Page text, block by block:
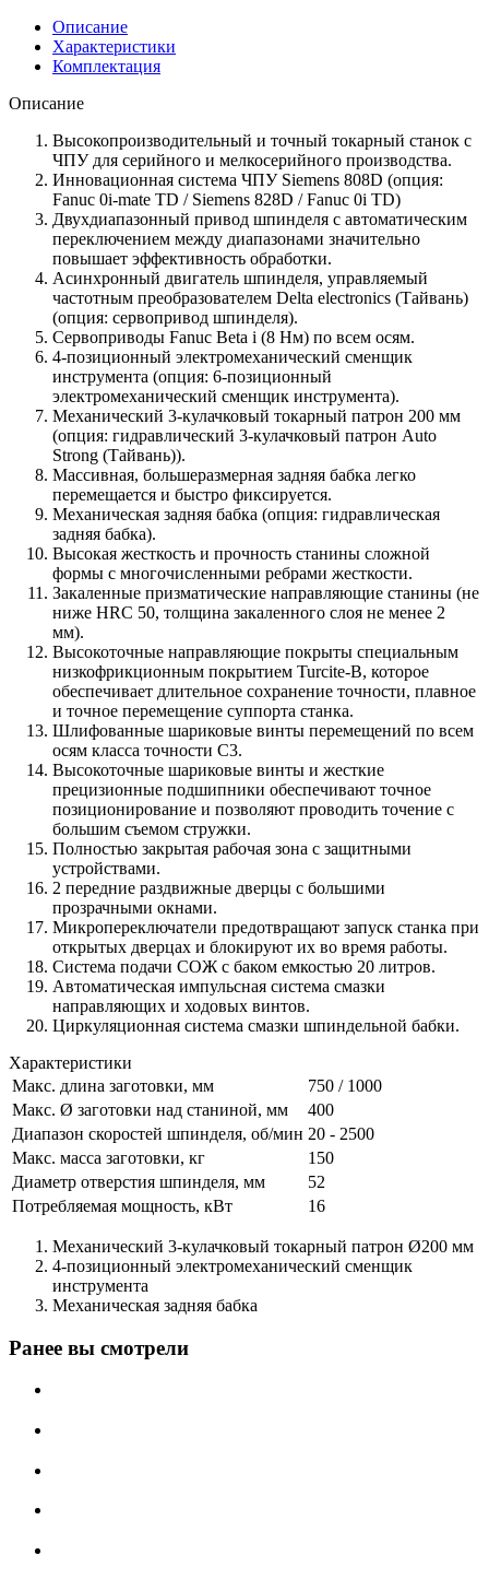
Описание
Характеристики
Комплектация
Описание
Высокопроизводительный и точный токарный станок с
ЧПУ для серийного и мелкосерийного производства.
Инновационная система ЧПУ Siemens 808D (опция:
Fanuc 0i-mate TD / Siemens 828D / Fanuc 0i TD)
Двухдиапазонный привод шпинделя с автоматическим
переключением между диапазонами значительно
повышает эффективность обработки.
Асинхронный двигатель шпинделя, управляемый
частотным преобразователем Delta electronics (Тайвань)
(опция: сервопривод шпинделя).
Сервоприводы Fanuc Beta i (8 Нм) по всем осям.
4-позиционный электромеханический сменщик
инструмента (опция: 6-позиционный
электромеханический сменщик инструмента).
Механический 3-кулачковый токарный патрон 200 мм
(опция: гидравлический 3-кулачковый патрон Auto
Strong (Тайвань)).
Массивная, большеразмерная задняя бабка легко
перемещается и быстро фиксируется.
Механическая задняя бабка (опция: гидравлическая
задняя бабка).
Высокая жесткость и прочность станины сложной
формы с многочисленными ребрами жесткости.
Закаленные призматические направляющие станины (не
ниже HRC 50, толщина закаленного слоя не менее 2
мм).
Высокоточные направляющие покрыты специальным
низкофрикционным покрытием Turcite-B, которое
обеспечивает длительное сохранение точности, плавное
и точное перемещение суппорта станка.
Шлифованные шариковые винты перемещений по всем
осям класса точности С3.
Высокоточные шариковые винты и жесткие
прецизионные подшипники обеспечивают точное
позиционирование и позволяют проводить точение с
большим съемом стружки.
Полностью закрытая рабочая зона с защитными
устройствами.
2 передние раздвижные дверцы с большими
прозрачными окнами.
Микропереключатели предотвращают запуск станка при
открытых дверцах и блокируют их во время работы.
Система подачи СОЖ с баком емкостью 20 литров.
Автоматическая импульсная система смазки
направляющих и ходовых винтов.
Циркуляционная система смазки шпиндельной бабки.
Характеристики
Макс. длина заготовки, мм
750 / 1000
Макс. Ø заготовки над станиной, мм
400
Диапазон скоростей шпинделя, об/мин 20 - 2500
Макс. масса заготовки, кг
150
Диаметр отверстия шпинделя, мм
52
Потребляемая мощность, кВт
16
Механический 3-кулачковый токарный патрон Ø200 мм
4-позиционный электромеханический сменщик
инструмента
Механическая задняя бабка
Ранее вы смотрели